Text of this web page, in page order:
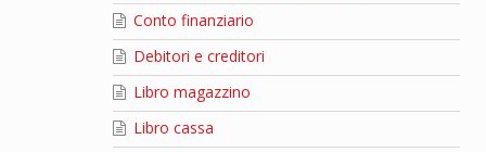
Conto finanziario
Debitori e creditori
Libro magazzino
Libro cassa